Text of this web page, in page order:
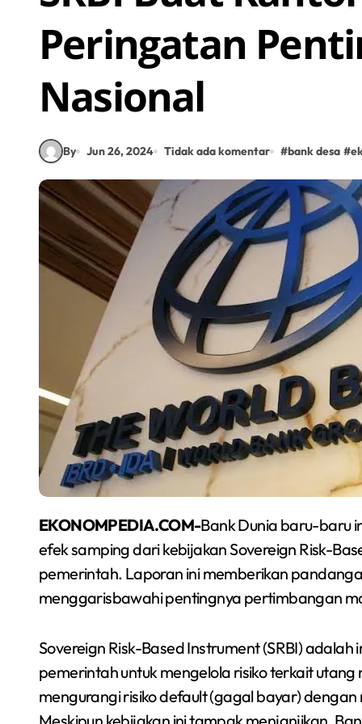
Peringatan
Nasional
By Jun 26, 2024 Tidak ada komentar #bank desa #
EKONOMPEDIA.COM-Bank Dunia baru-baru
efek samping dari kebijakan Sovereign Risk-
pemerintah. Laporan ini memberikan
menggarisbawahi pentingnya pertimbangan
Sovereign Risk-Based Instrument (SRBI)
pemerintah untuk mengelola risiko terkait
mengurangi risiko default (gagal bayar)